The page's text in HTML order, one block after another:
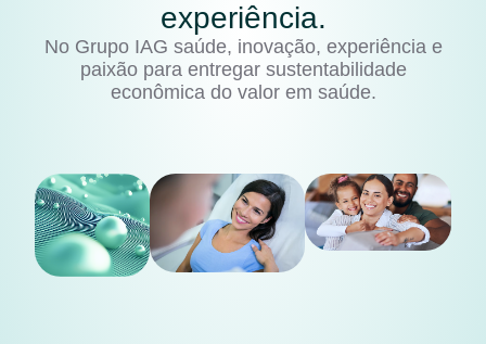
experiência.
No Grupo IAG saúde, inovação, experiência e
paixão para entregar sustentabilidade
econômica do valor em saúde.